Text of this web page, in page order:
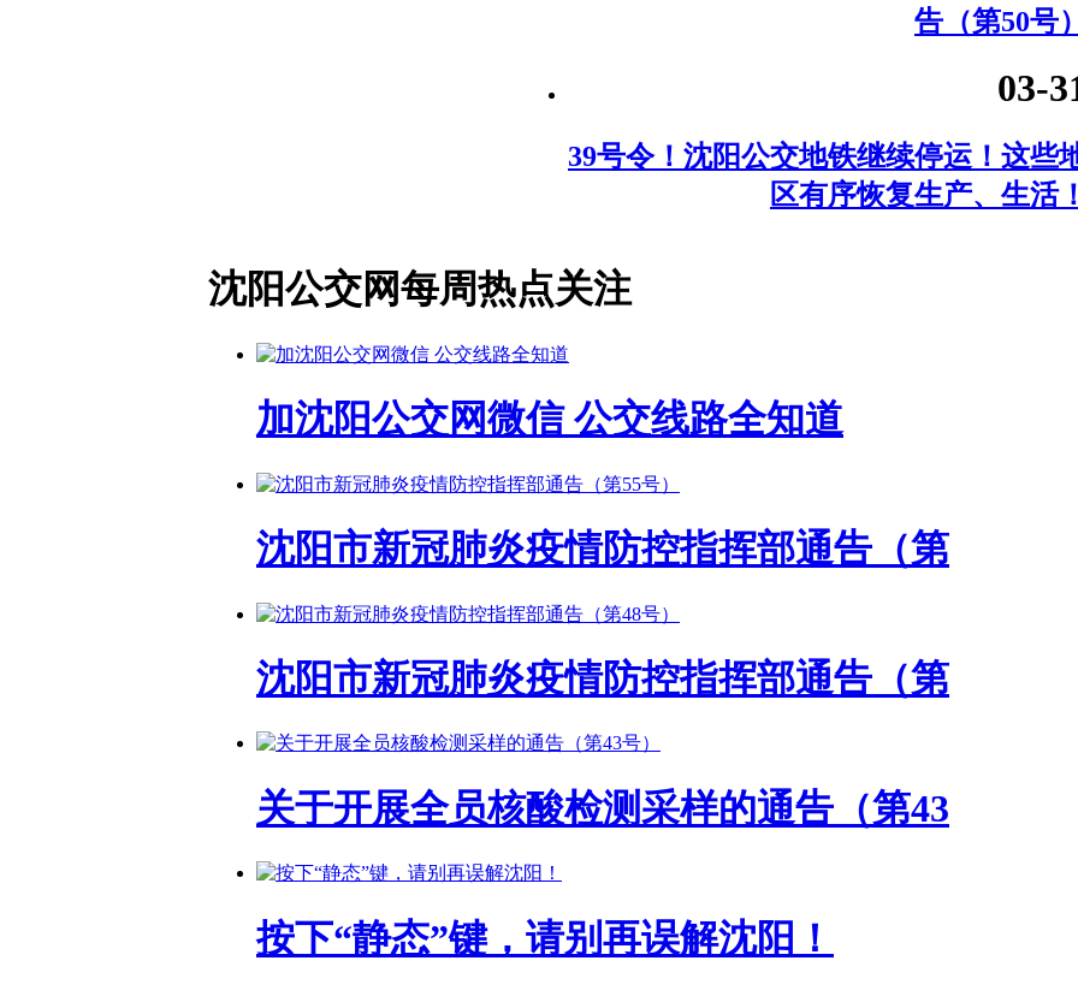
告（第50号）
03-
39号令！沈阳公交地铁继续停运！这些
区有序恢复生产、生活！
沈阳公交网每周热点关注
加沈阳公交网微信 公交线路全知道
沈阳市新冠肺炎疫情防控指挥部通告（第
沈阳市新冠肺炎疫情防控指挥部通告（第
关于开展全员核酸检测采样的通告（第43
按下“静态”键，请别再误解沈阳！